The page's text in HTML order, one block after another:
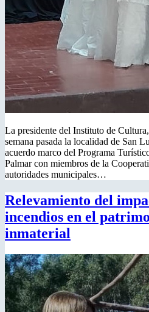
La presidente del Instituto de
semana pasada la localidad de San
acuerdo marco del Programa
Palmar con miembros de la
autoridades municipales…
Relevamiento del
incendios en el
inmaterial